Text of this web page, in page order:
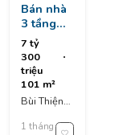
Bán nhà
3 tầng
đường
bùi thiện
ngộ –
hòa xuân
7 tỷ
300
triệu
101 m²
Bùi Thiện
Xuan, Đà
1 tháng